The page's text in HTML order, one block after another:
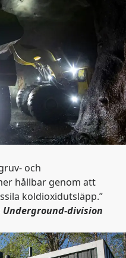
och
hållbar genom att
koldioxidutsläpp.”
division